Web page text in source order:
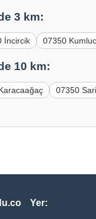
3 km:
İncircik 07350
10 km:
07350
Yer: